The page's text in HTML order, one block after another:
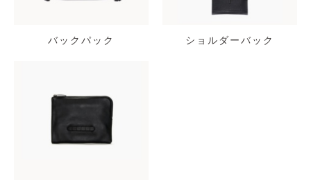
バックパック ショルダーバック